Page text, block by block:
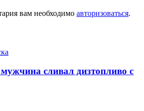
вам необходимо авторизоваться.
сливал дизтопливо с